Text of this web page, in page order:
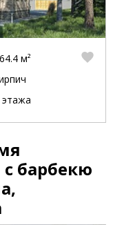
м²
этажа
барбекю